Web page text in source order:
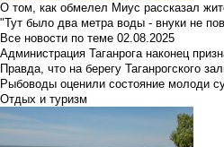
О том, как обмелел Миус рассказал
"Тут было два метра воды - внуки не
Все новости по теме 02.08.2025
Администрация Таганрога наконец
Правда, что на берегу Таганрогского
Рыбоводы оценили состояние молоди
Отдых и туризм